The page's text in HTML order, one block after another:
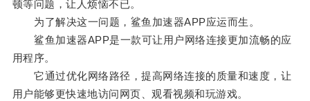
顿等问题，让人烦恼不已。
为了解决这一问题，鲨鱼加速器APP应运而生。
鲨鱼加速器APP是一款可让用户网络连接更加流畅的应
用程序。
它通过优化网络路径，提高网络连接的质量和速度，让
用户能够更快速地访问网页、观看视频和玩游戏。